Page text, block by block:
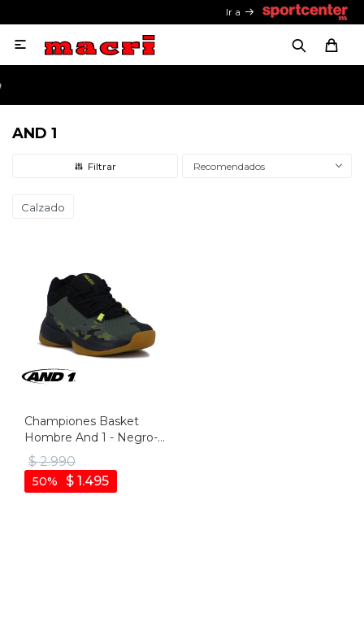
Ir a

AND 1
Recomendados
Calzado
Championes Basket
Hombre And 1 - Negro-
camuflado
$ 2.990
$ 1.495
50